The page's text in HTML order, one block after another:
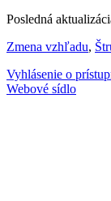
Posledná
Zmena vzhľadu,
Vyhlásenie o
Webové sídlo